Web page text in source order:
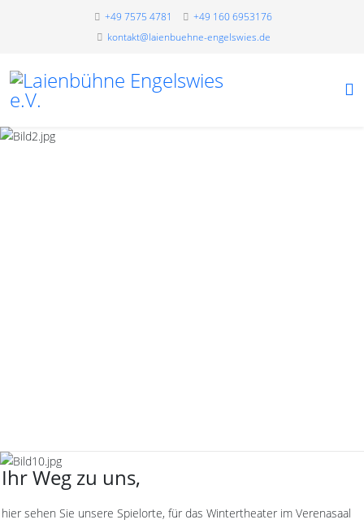
+49 7575 4781
+49 160 6953176
kontakt@laienbuehne-engelswies.de
Ihr Weg zu uns,
hier sehen Sie unsere Spielorte, für das Wintertheater im Verenasaal